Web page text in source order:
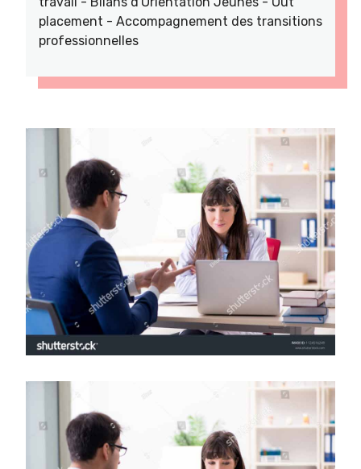
placement - Accompagnement des transitions
professionnelles